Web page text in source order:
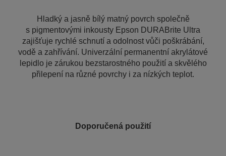
Hladký a jasně bílý matný povrch společně
s pigmentovými inkousty Epson DURABrite Ultra
zajišťuje rychlé schnutí a odolnost vůči poškrábání,
vodě a zahřívání. Univerzální permanentní akrylátové
lepidlo je zárukou bezstarostného použití a skvělého
přilepení na různé povrchy i za nízkých teplot.
Doporučená použití